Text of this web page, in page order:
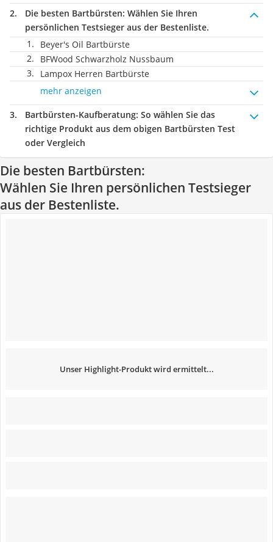
Die besten Bartbürsten: Wählen Sie Ihren
persönlichen Testsieger aus der Bestenliste.
Beyer's Oil Bartbürste
BFWood Schwarzholz Nussbaum
Lampox Herren Bartbürste
mehr anzeigen
Bartbürsten-Kaufberatung: So wählen Sie das
richtige Produkt aus dem obigen Bartbürsten Test
oder Vergleich
Die besten Bartbürsten:
Wählen Sie Ihren persönlichen Testsieger
aus der Bestenliste.
Unser Highlight-Produkt wird ermittelt...